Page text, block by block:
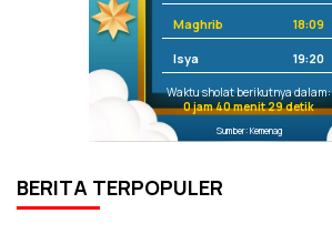
Maghrib 18:09
Isya 19:20
Waktu sholat berikutnya dalam:
0 jam 40 menit 29 detik
Sumber: Kemenag
BERITA TERPOPULER